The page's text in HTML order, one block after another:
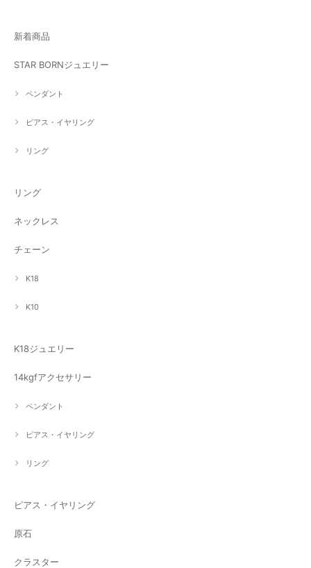
新着商品
STAR BORNジュエリー
ペンダント
ピアス・イヤリング
リング
リング
ネックレス
チェーン
K18
K10
K18ジュエリー
14kgfアクセサリー
ペンダント
ピアス・イヤリング
リング
ピアス・イヤリング
原石
クラスター